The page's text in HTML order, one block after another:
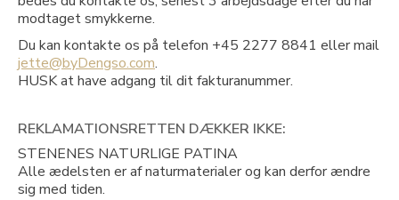
modtaget smykkerne.
Du kan kontakte os på telefon +45 2277 8841 eller mail
jette@byDengso.com.
HUSK at have adgang til dit fakturanummer.
REKLAMATIONSRETTEN DÆKKER IKKE:
STENENES NATURLIGE PATINA
Alle ædelsten er af naturmaterialer og kan derfor ændre
sig med tiden.